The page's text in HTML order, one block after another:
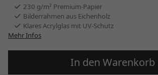
230 g/m² Premium-Papier
Bilderrahmen aus Eichenholz
Klares Acrylglas mit UV-Schutz
Mehr Infos
In den Warenkorb